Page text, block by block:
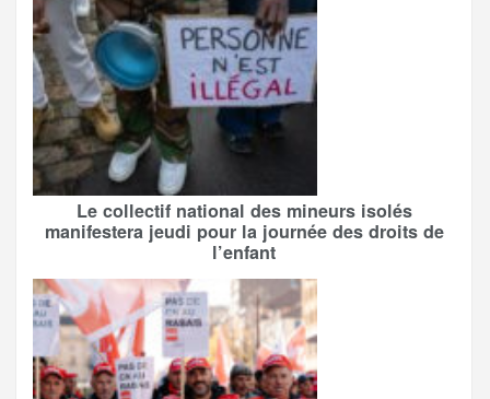
Le collectif national des mineurs isolés
manifestera jeudi pour la journée des droits de
l’enfant